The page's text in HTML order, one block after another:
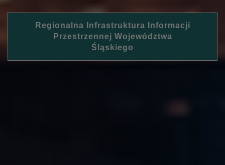
Regionalna Infrastruktura Informacji
Przestrzennej Województwa
Śląskiego